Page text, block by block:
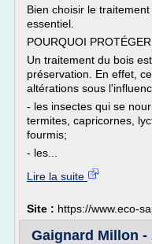
Bien choisir le
essentiel.
POURQUOI
Un traitement du bois
préservation. En effet,
altérations sous
- les insectes qui se
termites, capricornes,
fourmis;
- les...
Lire la suite
Site : https://www.eco-
Gaignard Millon